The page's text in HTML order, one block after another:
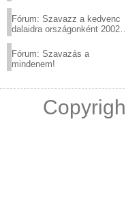
Fórum: Szavazz a kedvenc
dalaidra országonként 2002
Fórum: Szavazás a
mindenem!